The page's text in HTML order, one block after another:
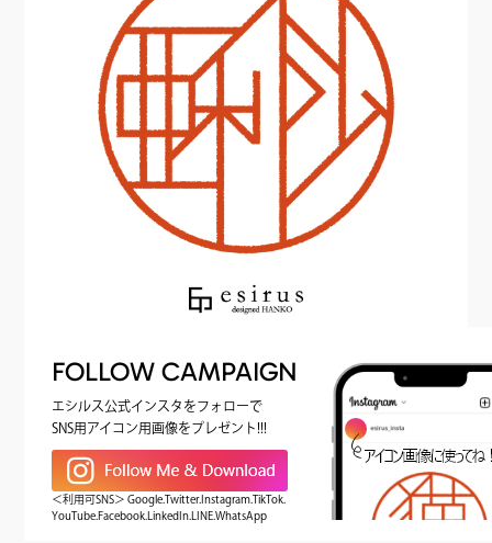
FOLLOW CAMPAIGN
エシルス公式インスタをフォローで
SNS用アイコン用画像をプレゼント!!!
＜利用可SNS＞ Google.Twitter.Instagram.TikTok.
YouTube.Facebook.LinkedIn.LINE.WhatsApp